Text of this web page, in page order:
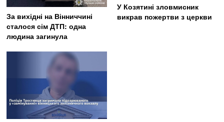
За вихідні на Вінниччині
сталося сім ДТП: одна
людина загинула
У Козятині зловмисник
викрав пожертви з церкви